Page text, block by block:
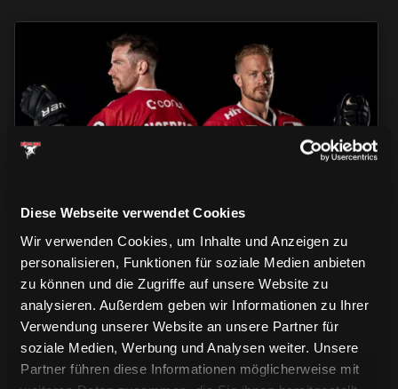
Diese Webseite verwendet Cookies
Wir verwenden Cookies, um Inhalte und Anzeigen zu
personalisieren, Funktionen für soziale Medien anbieten
zu können und die Zugriffe auf unsere Website zu
analysieren. Außerdem geben wir Informationen zu Ihrer
Verwendung unserer Website an unsere Partner für
soziale Medien, Werbung und Analysen weiter. Unsere
Partner führen diese Informationen möglicherweise mit